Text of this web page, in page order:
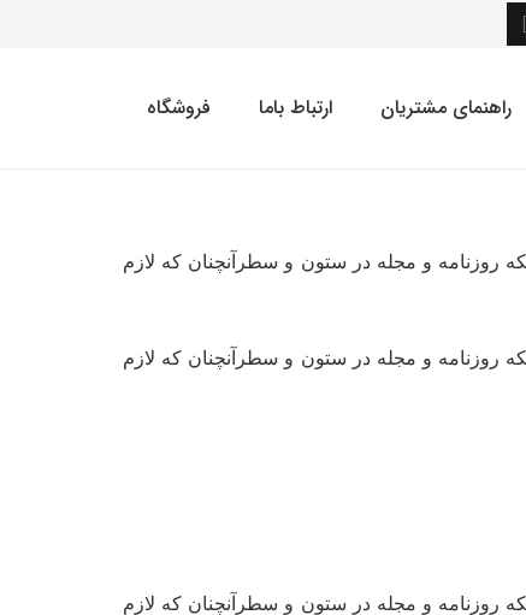
راهنمای مشتریان ارتباط باما فروشگاه
روزنامه و مجله در ستون و سطرآنچنان که لازم
روزنامه و مجله در ستون و سطرآنچنان که لازم
روزنامه و مجله در ستون و سطرآنچنان که لازم